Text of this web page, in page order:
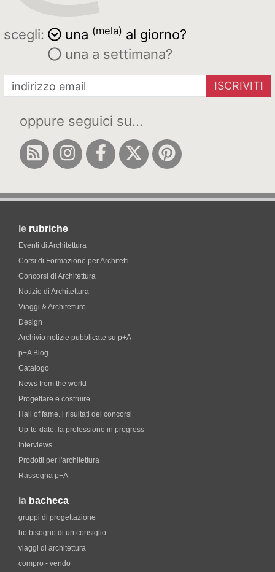
scegli: una (mela) al giorno?
una a settimana?
ISCRIVITI
oppure seguici su...
le rubriche
Eventi di Architettura
Corsi di Formazione per Architetti
Concorsi di Architettura
Notizie di Architettura
Viaggi & Architetture
Design
Archivio notizie pubblicate su p+A
p+A Blog
Catalogo
News from the world
Progettare e costruire
Hall of fame. i risultati dei concorsi
Up-to-date: la professione in progress
Interviews
Prodotti per l'architettura
Rassegna p+A
la bacheca
gruppi di progettazione
ho bisogno di un consiglio
viaggi di architettura
compro - vendo